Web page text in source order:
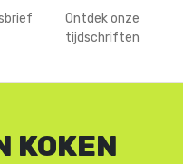
Ontdek onze
tijdschriften
KOKEN